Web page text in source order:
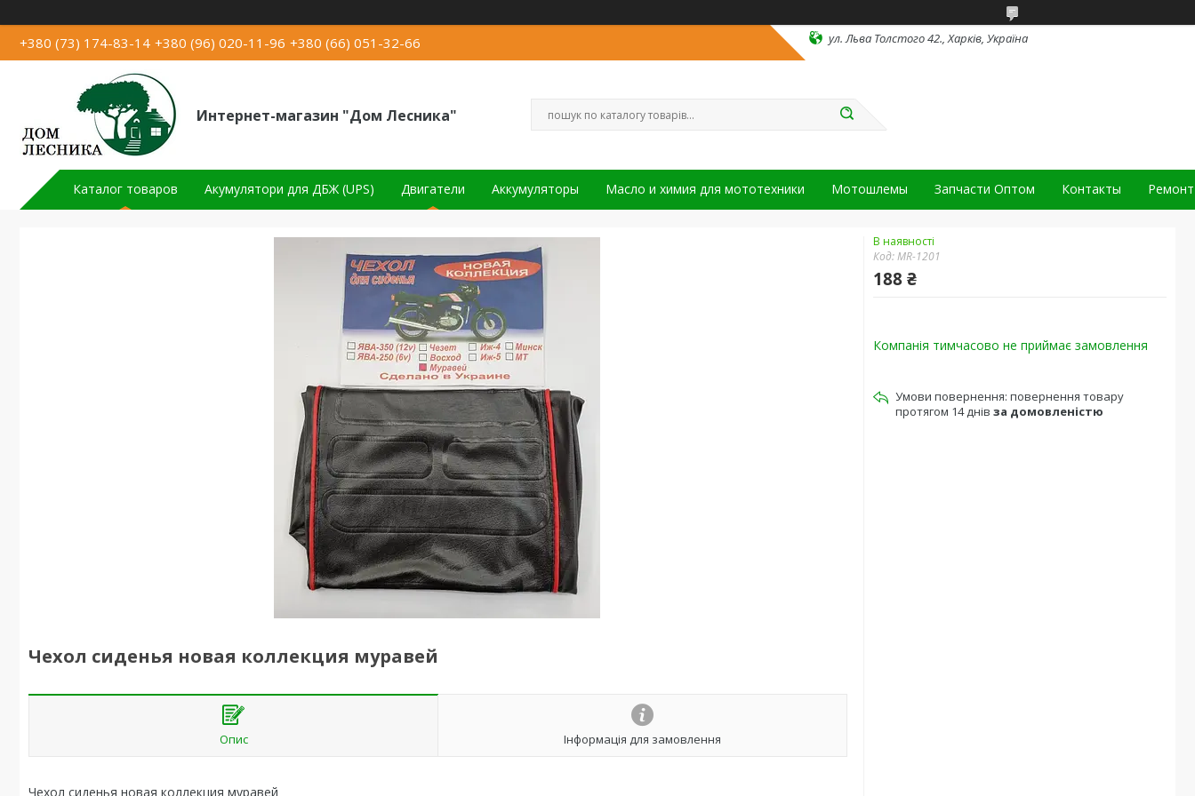
+380 (73) 174-83-14 +380 (96) 020-11-96 +380 (66) 051-32-66 ул. Льва Толстого 42., Харків, Україна
Интернет-магазин "Дом Лесника"
Каталог товаров Акумулятори для ДБЖ (UPS) Двигатели Аккумуляторы Масло и химия для мототехники Мотошлемы Запчасти Оптом Контакты Ремонт
Чехол сиденья новая коллекция муравей
Опис Інформація для замовлення
Чехол сиденья новая коллекция муравей
В наявності
Код:MR-1201
188 ₴
Компанія тимчасово не приймає замовлення
повернення товару
протягом 14 днів за домовленістю